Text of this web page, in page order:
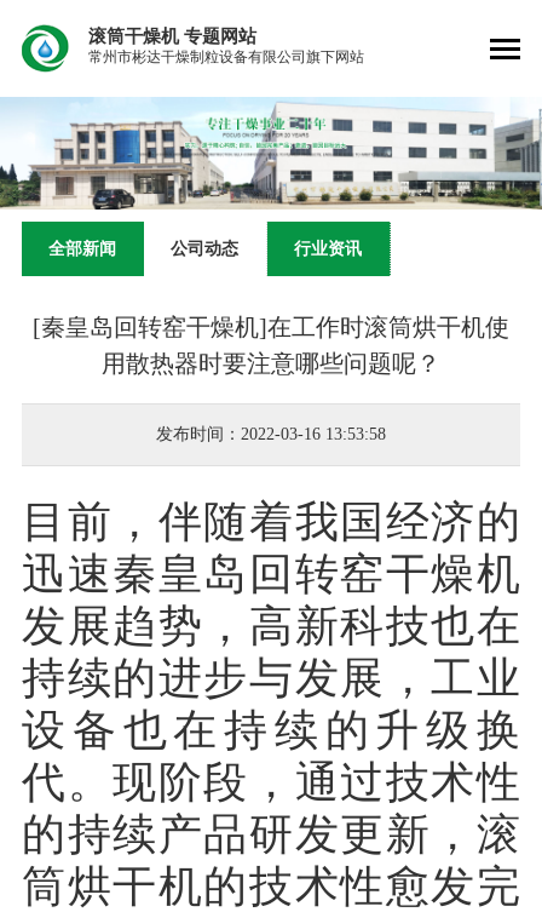
滚筒干燥机专题网站
常州市彬达干燥制粒设备有限公司旗下网站
全部新闻 公司动态 行业资讯
[秦皇岛回转窑干燥机]在工作时滚筒烘干机使
用散热器时要注意哪些问题呢？
发布时间：2022-03-16 13:53:58
目前，伴随着我国经济的
迅速秦皇岛回转窑干燥机
发展趋势，高新科技也在
持续的进步与发展，工业
设备也在持续的升级换
代。现阶段，通过技术性
的持续产品研发更新，滚
筒烘干机的技术性愈发完